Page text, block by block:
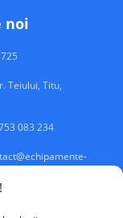
noi
Teiului, Titu,
083 234